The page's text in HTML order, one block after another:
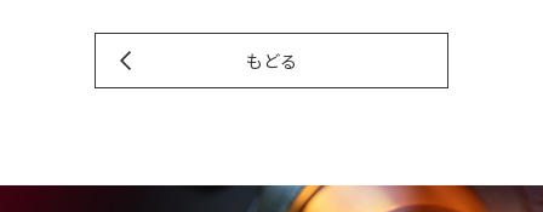
もどる